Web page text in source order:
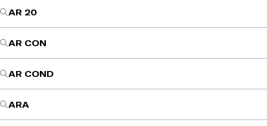
AR 20
AR CON
AR COND
ARA